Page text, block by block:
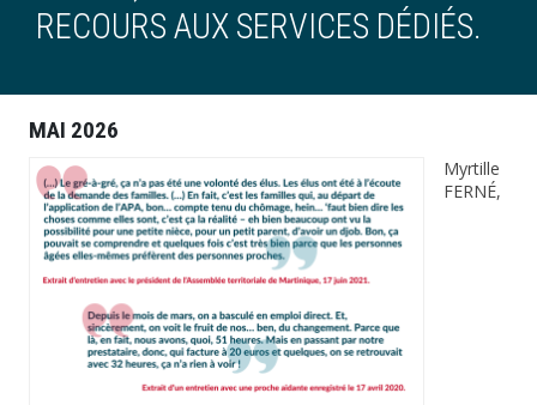
RECOURS AUX SERVICES DÉDIÉS.
MAI 2026
Myrtille
FERNÉ,